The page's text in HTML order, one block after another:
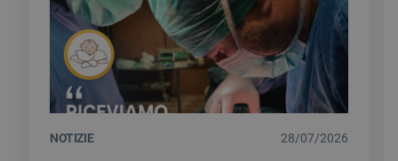
NOTIZIE 28/07/2026